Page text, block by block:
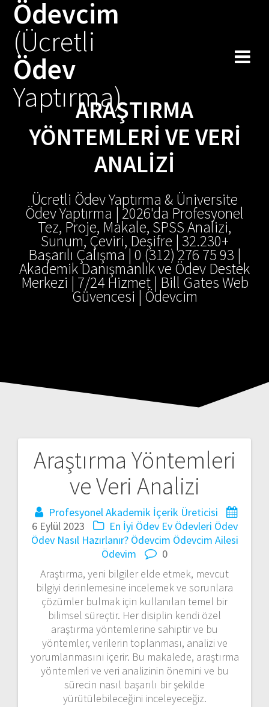
Ödevcim
(Ücretli
Ödev
Yaptırma)ARAŞTIRMA
YÖNTEMLERI VE VERI
ANALIZI
Ücretli Ödev Yaptırma & Üniversite
Ödev Yaptırma | 2026'da Profesyonel
Tez, Proje, Makale, SPSS Analizi,
Sunum, Çeviri, Deşifre | 32.230+
Başarılı Çalışma | 0 (312) 276 75 93 |
Akademik Danışmanlık ve Ödev Destek
Merkezi | 7/24 Hizmet | Bill Gates Web
Güvencesi | Ödevcim
Araştırma Yöntemleri
ve Veri Analizi
Profesyonel Akademik İçerik Üreticisi
6 Eylül 2023
En İyi Ödev Ev Ödevleri Ödev
Ödev Nasıl Hazırlanır? Ödevcim Ödevcim Ailesi
Ödevim
0
Araştırma, yeni bilgiler elde etmek, mevcut
bilgiyi derinlemesine incelemek ve sorunlara
çözümler bulmak için kullanılan temel bir
bilimsel süreçtir. Her disiplin kendi özel
araştırma yöntemlerine sahiptir ve bu
yöntemler, verilerin toplanması, analizi ve
yorumlanmasını içerir. Bu makalede, araştırma
yöntemleri ve veri analizinin önemini ve bu
sürecin nasıl başarılı bir şekilde
yürütülebileceğini inceleyeceğiz.
Yazı
gezinmesi